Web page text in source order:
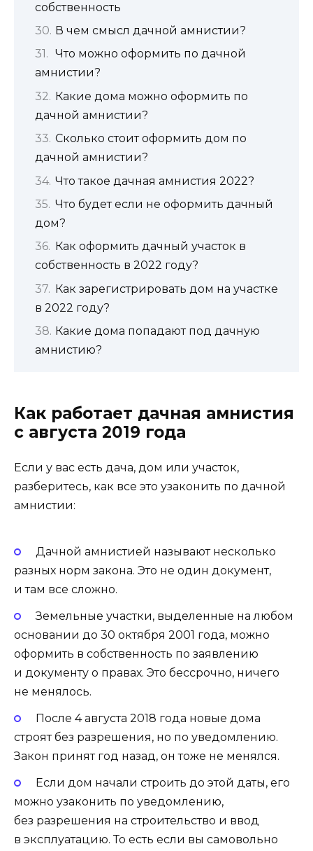
собственность
В чем смысл дачной амнистии?
Что можно оформить по дачной
амнистии?
Какие дома можно оформить по
дачной амнистии?
Сколько стоит оформить дом по
дачной амнистии?
Что такое дачная амнистия 2022?
Что будет если не оформить дачный
дом?
Как оформить дачный участок в
собственность в 2022 году?
Как зарегистрировать дом на участке
в 2022 году?
Какие дома попадают под дачную
амнистию?
Как работает дачная амнистия
с августа 2019 года
Если у вас есть дача, дом или участок,
разберитесь, как все это узаконить по дачной
амнистии:
Дачной амнистией называют несколько
разных норм закона. Это не один документ,
и там все сложно.
Земельные участки, выделенные на любом
основании до 30 октября 2001 года, можно
оформить в собственность по заявлению
и документу о правах. Это бессрочно, ничего
не менялось.
После 4 августа 2018 года новые дома
строят без разрешения, но по уведомлению.
Закон принят год назад, он тоже не менялся.
Если дом начали строить до этой даты, его
можно узаконить по уведомлению,
без разрешения на строительство и ввод
в эксплуатацию. То есть если вы самовольно